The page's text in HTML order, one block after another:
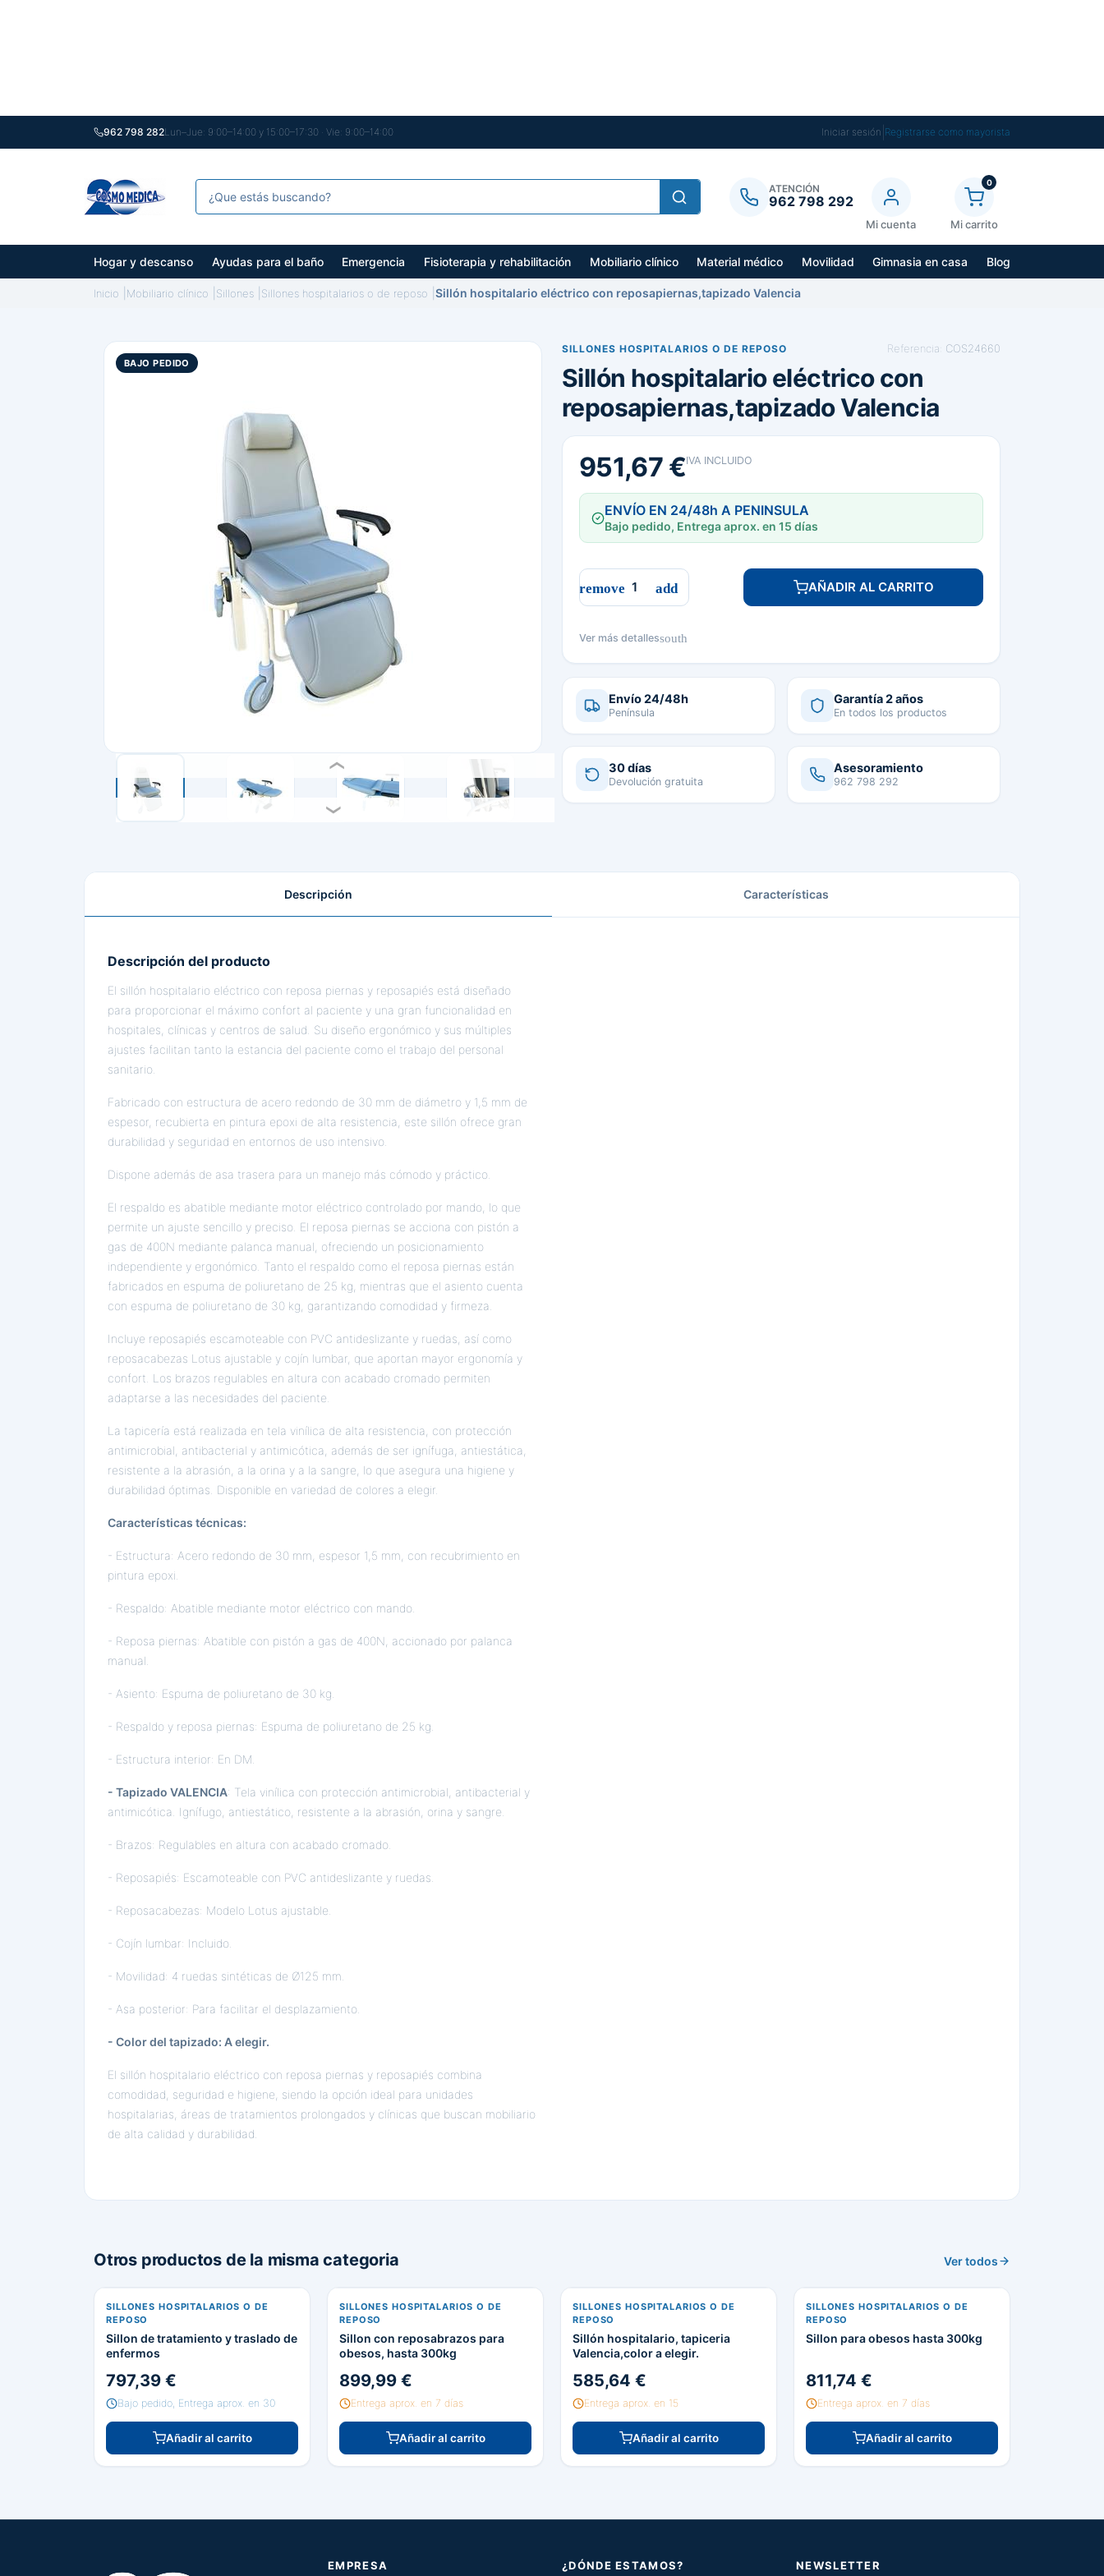
962 798 282Lun–Jue: 9:00–14:00 y 15:00–17:30 · Vie: 9:00–14:00 Iniciar sesión Registrarse como mayorista
ATENCIÓN
962 798 292
Mi cuenta
0
Mi carrito
Hogar y descanso Ayudas para el baño Emergencia Fisioterapia y rehabilitación Mobiliario clínico Material médico Movilidad Gimnasia en casa Blog
Inicio Mobiliario clínico Sillones Sillones hospitalarios o de reposo Sillón hospitalario eléctrico con reposapiernas,tapizado Valencia
BAJO PEDIDO
SILLONES HOSPITALARIOS O DE REPOSO Referencia: COS24660
Sillón hospitalario eléctrico con
reposapiernas,tapizado Valencia
951,67 €IVA INCLUIDO
ENVÍO EN 24/48h A PENINSULA
Bajo pedido, Entrega aprox. en 15 días
AÑADIR AL CARRITO
Ver más detallessouth
Envío 24/48h
Península
Garantía 2 años
En todos los productos
30 días
Devolución gratuita
Asesoramiento
962 798 292
Descripción Características
Descripción del producto
El sillón hospitalario eléctrico con reposa piernas y reposapiés está diseñado
para proporcionar el máximo confort al paciente y una gran funcionalidad en
hospitales, clínicas y centros de salud. Su diseño ergonómico y sus múltiples
ajustes facilitan tanto la estancia del paciente como el trabajo del personal
sanitario.
Fabricado con estructura de acero redondo de 30 mm de diámetro y 1,5 mm de
espesor, recubierta en pintura epoxi de alta resistencia, este sillón ofrece gran
durabilidad y seguridad en entornos de uso intensivo.
Dispone además de asa trasera para un manejo más cómodo y práctico.
El respaldo es abatible mediante motor eléctrico controlado por mando, lo que
permite un ajuste sencillo y preciso. El reposa piernas se acciona con pistón a
gas de 400N mediante palanca manual, ofreciendo un posicionamiento
independiente y ergonómico. Tanto el respaldo como el reposa piernas están
fabricados en espuma de poliuretano de 25 kg, mientras que el asiento cuenta
con espuma de poliuretano de 30 kg, garantizando comodidad y firmeza.
Incluye reposapiés escamoteable con PVC antideslizante y ruedas, así como
reposacabezas Lotus ajustable y cojín lumbar, que aportan mayor ergonomía y
confort. Los brazos regulables en altura con acabado cromado permiten
adaptarse a las necesidades del paciente.
La tapicería está realizada en tela vinílica de alta resistencia, con protección
antimicrobial, antibacterial y antimicótica, además de ser ignífuga, antiestática,
resistente a la abrasión, a la orina y a la sangre, lo que asegura una higiene y
durabilidad óptimas. Disponible en variedad de colores a elegir.
Características técnicas:
- Estructura: Acero redondo de 30 mm, espesor 1,5 mm, con recubrimiento en
pintura epoxi.
- Respaldo: Abatible mediante motor eléctrico con mando.
- Reposa piernas: Abatible con pistón a gas de 400N, accionado por palanca
manual.
- Asiento: Espuma de poliuretano de 30 kg.
- Respaldo y reposa piernas: Espuma de poliuretano de 25 kg.
- Estructura interior: En DM.
- Tapizado VALENCIA: Tela vinílica con protección antimicrobial, antibacterial y
antimicótica. Ignífugo, antiestático, resistente a la abrasión, orina y sangre.
- Brazos: Regulables en altura con acabado cromado.
- Reposapiés: Escamoteable con PVC antideslizante y ruedas.
- Reposacabezas: Modelo Lotus ajustable.
- Cojín lumbar: Incluido.
- Movilidad: 4 ruedas sintéticas de Ø125 mm.
- Asa posterior: Para facilitar el desplazamiento.
- Color del tapizado: A elegir.
El sillón hospitalario eléctrico con reposa piernas y reposapiés combina
comodidad, seguridad e higiene, siendo la opción ideal para unidades
hospitalarias, áreas de tratamientos prolongados y clínicas que buscan mobiliario
de alta calidad y durabilidad.
Otros productos de la misma categoria Ver todos
SILLONES HOSPITALARIOS O DE
REPOSO
Sillon de tratamiento y traslado de
enfermos
797,39 €
Bajo pedido, Entrega aprox. en 30
Añadir al carrito
SILLONES HOSPITALARIOS O DE
REPOSO
Sillon con reposabrazos para
obesos, hasta 300kg
899,99 €
Entrega aprox. en 7 días
Añadir al carrito
SILLONES HOSPITALARIOS O DE
REPOSO
Sillón hospitalario, tapiceria
Valencia,color a elegir.
585,64 €
Entrega aprox. en 15
Añadir al carrito
SILLONES HOSPITALARIOS O DE
REPOSO
Sillon para obesos hasta 300kg
811,74 €
Entrega aprox. en 7 días
Añadir al carrito
EMPRESA ¿DÓNDE ESTAMOS? NEWSLETTER